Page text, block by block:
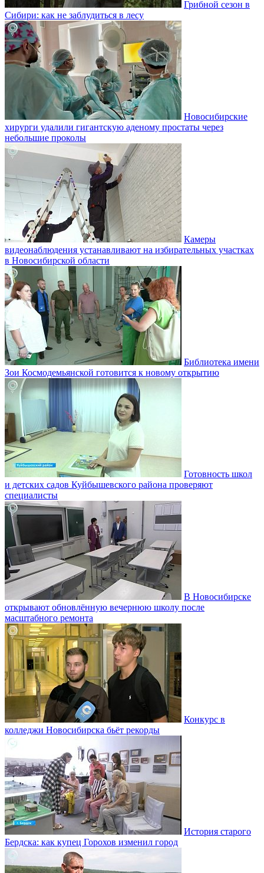
Грибной сезон в
Сибири: как не заблудиться в лесу
Новосибирские
хирурги удалили гигантскую аденому простаты через
небольшие проколы
Камеры
видеонаблюдения устанавливают на избирательных участках
в Новосибирской области
Библиотека имени
Зои Космодемьянской готовится к новому открытию
Готовность школ
и детских садов Куйбышевского района проверяют
специалисты
В Новосибирске
открывают обновлённую вечернюю школу после
масштабного ремонта
Конкурс в
колледжи Новосибирска бьёт рекорды
История старого
Бердска: как купец Горохов изменил город